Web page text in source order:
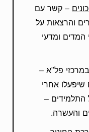
– קשר עם
והרצאות על
המדים ומדעי
פל"א –
שיפעלו אחרי
התלמידים –
והעשרה.